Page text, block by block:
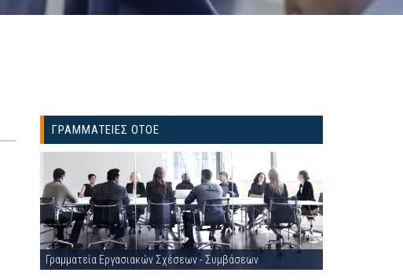
ΓΡΑΜΜΑΤΕΙΕΣ ΟΤΟΕ
Γραμματεία Εργασιακών Σχέσεων - Συμβάσεων